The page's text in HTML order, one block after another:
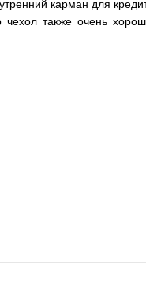
карман для
также очень